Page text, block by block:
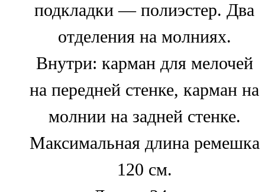
подкладки — полиэстер. Два
отделения на молниях.
Внутри: карман для мелочей
на передней стенке, карман на
молнии на задней стенке.
Максимальная длина ремешка
120 см.